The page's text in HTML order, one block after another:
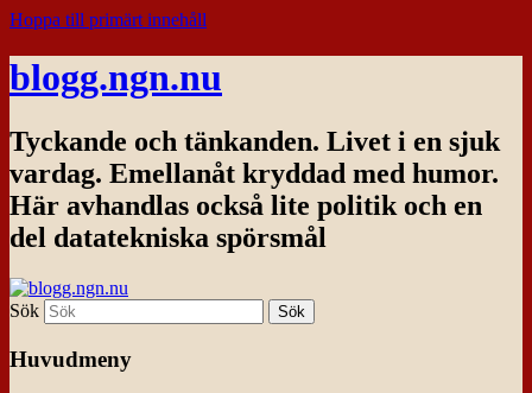
Hoppa till primärt innehåll
blogg.ngn.nu
Tyckande och tänkanden. Livet i en sjuk
vardag. Emellanåt kryddad med humor.
Här avhandlas också lite politik och en
del datatekniska spörsmål
Sök
Huvudmeny